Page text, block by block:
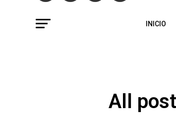
INICIO
All